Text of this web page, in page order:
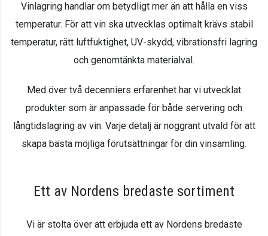
Vinlagring handlar om betydligt mer än att hålla en viss
temperatur. För att vin ska utvecklas optimalt krävs stabil
temperatur, rätt luftfuktighet, UV-skydd, vibrationsfri lagring
och genomtänkta materialval.
Med över två decenniers erfarenhet har vi utvecklat
produkter som är anpassade för både servering och
långtidslagring av vin. Varje detalj är noggrant utvald för att
skapa bästa möjliga förutsättningar för din vinsamling.
Ett av Nordens bredaste sortiment
Vi är stolta över att erbjuda ett av Nordens bredaste